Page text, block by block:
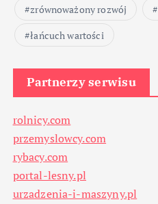
zrównoważony rozwój
łańcuch wartości
Partnerzy serwisu
rolnicy.com
przemyslowcy.com
rybacy.com
portal-lesny.pl
urzadzenia-i-maszyny.pl